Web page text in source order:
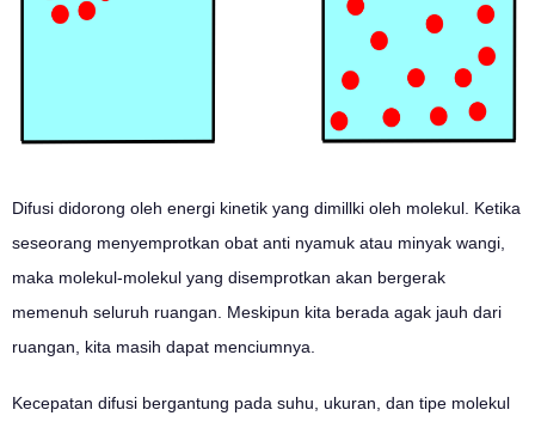
Difusi didorong oleh energi kinetik yang dimillki oleh molekul. Ketika
seseorang menyemprotkan obat anti nyamuk atau minyak wangi,
maka molekul-molekul yang disemprotkan akan bergerak
memenuh seluruh ruangan. Meskipun kita berada agak jauh dari
ruangan, kita masih dapat menciumnya.
Kecepatan difusi bergantung pada suhu, ukuran, dan tipe molekul